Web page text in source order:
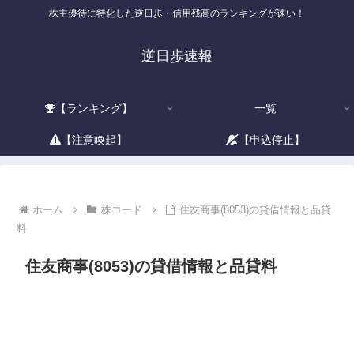
株主優待に特化した逆日歩・信用残高のランキングが速い！
逆日歩速報
【ランキング】 一覧
【注意喚起】 【申込停止】
ホーム 株コード
住友商事(8053)の貸借情報と品貸
料
住友商事(8053)の貸借情報と品貸料